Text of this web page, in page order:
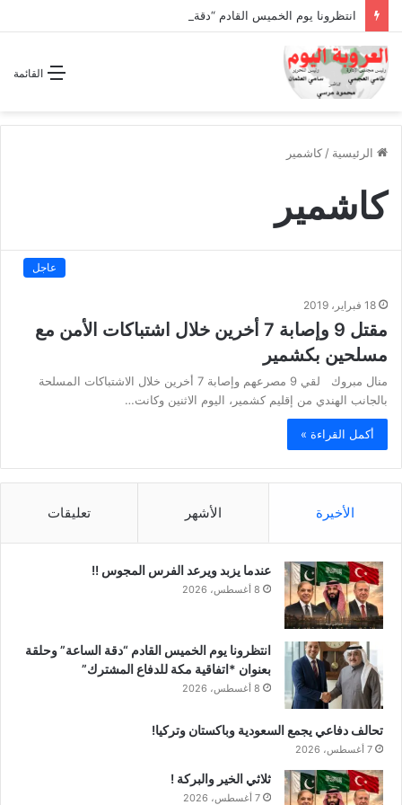
القائمة
الرئيسية / كاشمير
كاشمير
عاجل
18 فبراير، 2019
مقتل 9 وإصابة 7 أخرين خلال اشتباكات الأمن مع
مسلحين بكشمير
منال مبروك لقي 9 مصرعهم وإصابة 7 أخرين خلال الاشتباكات المسلحة
بالجانب الهندي من إقليم كشمير، اليوم الاثنين وكانت…
أكمل القراءة »
الأخيرة الأشهر تعليقات
عندما يزبد ويرعد الفرس المجوس !!
8 أغسطس، 2026
انتظرونا يوم الخميس القادم “دقة الساعة” وحلقة
بعنوان *اتفاقية مكة للدفاع المشترك”
8 أغسطس، 2026
تحالف دفاعي يجمع السعودية وباكستان وتركيا!
7 أغسطس، 2026
ثلاثي الخير والبركة !
7 أغسطس، 2026